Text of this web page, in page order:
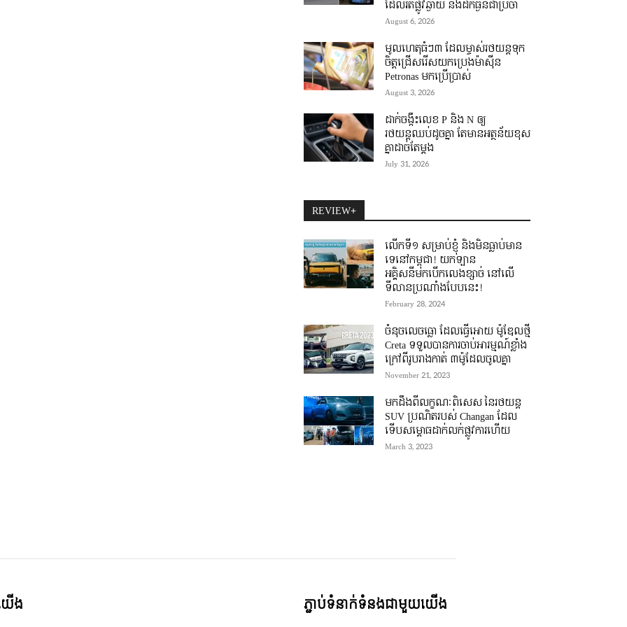
ដែលរត់ផ្លូវឆ្ងាយ និងដឹកធ្ងន់ជាប្រចាំ
August 6, 2026
មូលហេតុធំៗ៣ ដែលម្ចាស់រថយន្តទុក
ចិត្តជ្រើសរើសយកប្រេងម៉ាស៊ីន
Petronas មកប្រើប្រាស់
August 3, 2026
ដាក់ចង្កឹះលេខ P និង N ឲ្យ
រថយន្តឈប់ដូចគ្នា តែមានអត្ថន័យខុស
គ្នាដាច់តែម្តង
July 31, 2026
REVIEW+
លើកទី១ សម្រាប់ខ្ញុំ និងមិនធ្លាប់មាន
ទេនៅកម្ពុជា! យកឡាន
អគ្គិសនីមកបើកលេងខ្សាច់ នៅលើ
ទីលានប្រណាំងបែបនេះ!
February 28, 2024
ចំនុចលេចធ្លោ ដែលធ្វើអោយ ម៉ូឌែលថ្មី
Creta ទទួលបានការចាប់អារម្មណ៍ខ្លាំង
ក្រៅពីរូបរាងកាត់ ៣ម៉ូដែលចូលគ្នា
November 21, 2023
មកដឹងពីលក្ខណៈពិសេស នៃរថយន្ត
SUV ប្រណិតរបស់ Changan ដែល
ទើបសម្ភោធដាក់លក់ផ្លូវការហើយ
March 3, 2023
ើង ភ្ជាប់ទំនាក់ទំនងជាមួយយើង